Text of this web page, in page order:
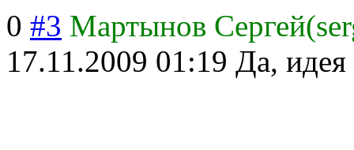
0 #3 Мартынов
17.11.2009 01:19 Да, идея